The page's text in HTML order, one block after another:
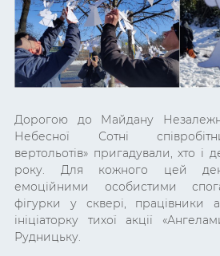
Дорогою до Майдану
Небесної Сотні
вертольотів» пригадували, хто і
року. Для кожного цей
емоційними особистими
фігурки у сквері, працівники
ініціаторку тихої акції
Рудницьку.